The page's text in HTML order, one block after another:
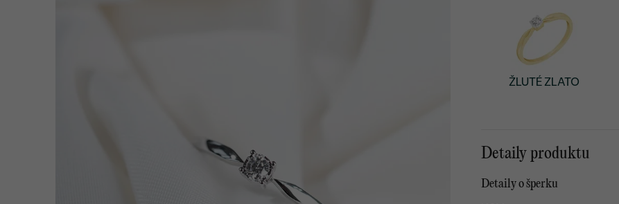
ŽLUTÉ ZLATO
Detaily produktu
Detaily o šperku